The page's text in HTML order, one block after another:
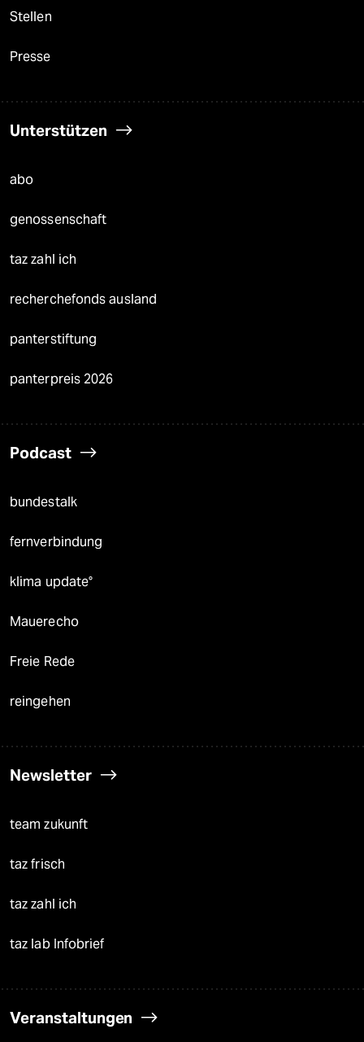
Stellen
Presse
Unterstützen
abo
genossenschaft
taz zahl ich
recherchefonds ausland
panterstiftung
panterpreis 2026
Podcast
bundestalk
fernverbindung
klima update°
Mauerecho
Freie Rede
reingehen
Newsletter
team zukunft
taz frisch
taz zahl ich
taz lab Infobrief
Veranstaltungen